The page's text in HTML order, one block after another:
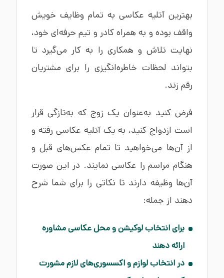
بهترین آتلیه عکاسی به تمام وظایف خویش
واقف بوده و به همراه کادر و تیم حرفه‌ای خود،
نهایت تلاش و همکاری را به کار می‌گیرد تا
بتواند لحظات خاطره‌انگیزی را برای مشتریان
رقم زند.
فرض کنید به‌عنوان یک زوج که به‌تازگی قرار
است ازدواج کنید، به یک آتلیه عکاسی رفته و
از آن‌ها می‌خواهید تا تمام عکس‌های قبل و
هنگام مراسم را عکاسی نمایند. در این صورت
آن‌ها وظیفه دارند تا نکاتی را برای شما شرح
دهند از جمله:
برای انتخاب لوکیشن و محل عکاسی مشاوره
ارائه دهند
در انتخاب لوازم و اکسسوری‌های لازم مشورت